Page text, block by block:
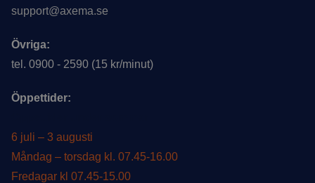
support@axema.se
Övriga:
tel. 0900 - 2590 (15 kr/minut)
Öppettider:
6 juli – 3 augusti
Måndag – torsdag kl. 07.45-16.00
Fredagar kl 07.45-15.00